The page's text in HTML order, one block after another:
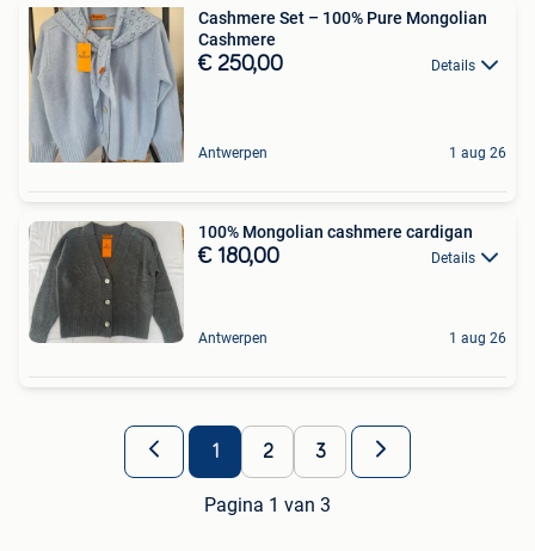
Cashmere Set – 100% Pure Mongolian
Cashmere
€ 250,00 Details
Antwerpen 1 aug 26
100% Mongolian cashmere cardigan
€ 180,00 Details
Antwerpen 1 aug 26
1 2 3
Pagina 1 van 3